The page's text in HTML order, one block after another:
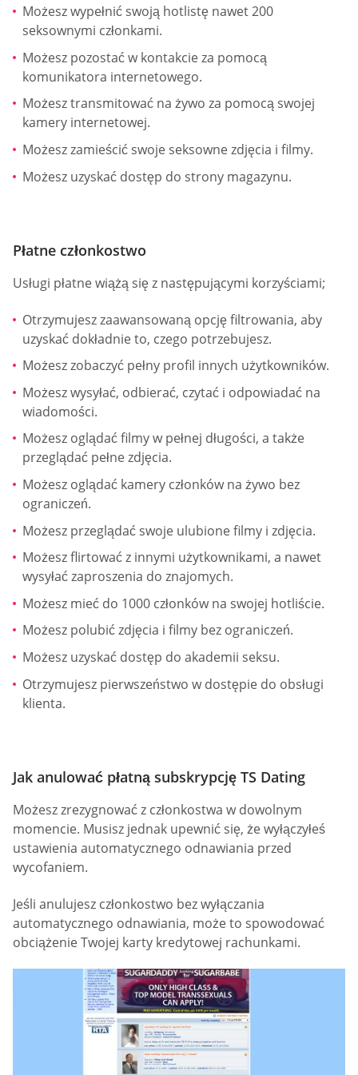
Możesz wypełnić swoją hotlistę nawet 200
seksownymi członkami.
Możesz pozostać w kontakcie za pomocą
komunikatora internetowego.
Możesz transmitować na żywo za pomocą swojej
kamery internetowej.
Możesz zamieścić swoje seksowne zdjęcia i filmy.
Możesz uzyskać dostęp do strony magazynu.
Płatne członkostwo
Usługi płatne wiążą się z następującymi korzyściami;
Otrzymujesz zaawansowaną opcję filtrowania, aby
uzyskać dokładnie to, czego potrzebujesz.
Możesz zobaczyć pełny profil innych użytkowników.
Możesz wysyłać, odbierać, czytać i odpowiadać na
wiadomości.
Możesz oglądać filmy w pełnej długości, a także
przeglądać pełne zdjęcia.
Możesz oglądać kamery członków na żywo bez
ograniczeń.
Możesz przeglądać swoje ulubione filmy i zdjęcia.
Możesz flirtować z innymi użytkownikami, a nawet
wysyłać zaproszenia do znajomych.
Możesz mieć do 1000 członków na swojej hotliście.
Możesz polubić zdjęcia i filmy bez ograniczeń.
Możesz uzyskać dostęp do akademii seksu.
Otrzymujesz pierwszeństwo w dostępie do obsługi
klienta.
Jak anulować płatną subskrypcję TS Dating
Możesz zrezygnować z członkostwa w dowolnym
momencie. Musisz jednak upewnić się, że wyłączyłeś
ustawienia automatycznego odnawiania przed
wycofaniem.
Jeśli anulujesz członkostwo bez wyłączania
automatycznego odnawiania, może to spowodować
obciążenie Twojej karty kredytowej rachunkami.